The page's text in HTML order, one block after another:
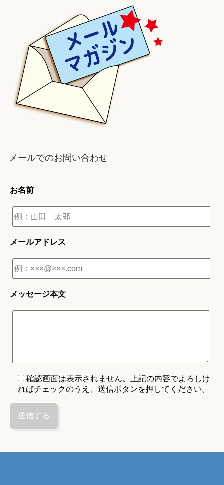
メールでのお問い合わせ
お名前
メールアドレス
メッセージ本文
確認画面は表示されません。上記の内容でよろしけ
ればチェックのうえ、送信ボタンを押してください。